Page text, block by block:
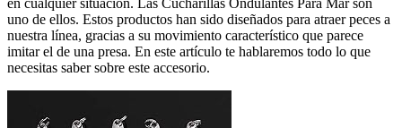
en cualquier situación. Las Cucharillas Ondulantes Para Mar son
uno de ellos. Estos productos han sido diseñados para atraer peces a
nuestra línea, gracias a su movimiento característico que parece
imitar el de una presa. En este artículo te hablaremos todo lo que
necesitas saber sobre este accesorio.